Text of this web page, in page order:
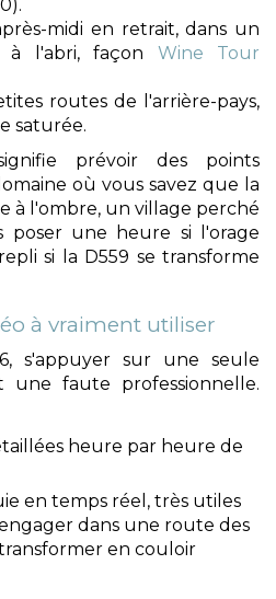
midi en retrait, dans un
à l'abri, façon Wine Tour
routes de l'arrière-pays,
saturée.
prévoir des points
où vous savez que la
à l'ombre, un village perché
poser une heure si l'orage
si la D559 se transforme
à vraiment utiliser
s'appuyer sur une seule
une faute professionnelle.
heure par heure de
en temps réel, très utiles
dans une route des
en couloir